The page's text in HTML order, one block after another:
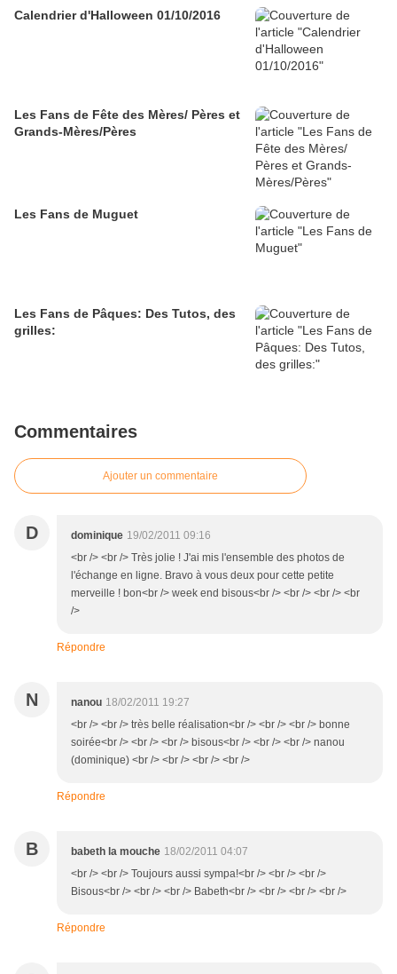
Calendrier d'Halloween 01/10/2016
Les Fans de Fête des Mères/ Pères et
Grands-Mères/Pères
Les Fans de Muguet
Les Fans de Pâques: Des Tutos, des
grilles:
Commentaires
Ajouter un commentaire
D dominique 19/02/2011 09:16
<br /> <br /> Très jolie ! J'ai mis l'ensemble des photos de
l'échange en ligne. Bravo à vous deux pour cette petite
merveille ! bon<br /> week end bisous<br /> <br /> <br /> <br
/>
Répondre
N nanou 18/02/2011 19:27
<br /> <br /> très belle réalisation<br /> <br /> <br /> bonne
soirée<br /> <br /> <br /> bisous<br /> <br /> <br /> nanou
(dominique) <br /> <br /> <br /> <br />
Répondre
B babeth la mouche 18/02/2011 04:07
<br /> <br /> Toujours aussi sympa!<br /> <br /> <br />
Bisous<br /> <br /> <br /> Babeth<br /> <br /> <br /> <br />
Répondre